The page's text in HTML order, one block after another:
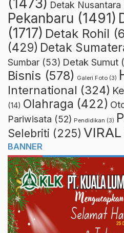
(1473) Detak Nusantara
Pekanbaru (1491)
(1717) Detak Rohil
(429) Detak
Sumbar (53) Detak Sumut
Bisnis (578) Galeri Foto (3)
International (324)
(14) Olahraga (422)
Pariwisata (52) Pendidikan (3)
Selebriti (225) VIRAL
BANNER